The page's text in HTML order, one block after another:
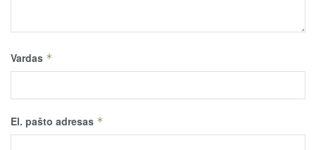
Vardas *
El. pašto adresas *